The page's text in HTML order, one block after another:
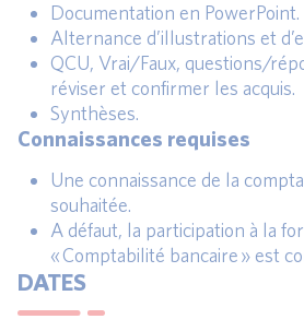
Documentation en PowerPoint.
Alternance d’illustrations et
QCU, Vrai/Faux, questions/
réviser et confirmer les acquis.
Synthèses.
Connaissances requises
Une connaissance de la
souhaitée.
A défaut, la participation à la
« Comptabilité bancaire » est
DATES